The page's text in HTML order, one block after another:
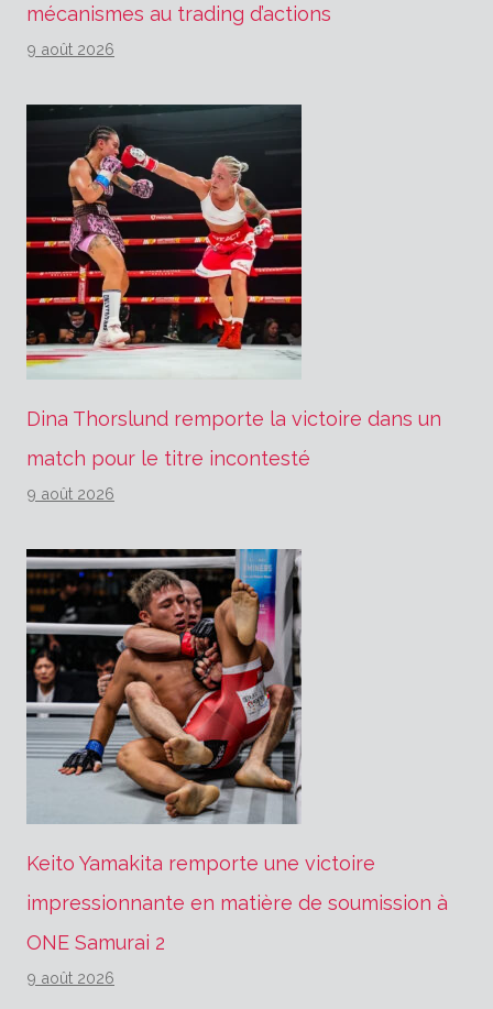
mécanismes au trading d’actions
9 août 2026
Dina Thorslund remporte la victoire dans un
match pour le titre incontesté
9 août 2026
Keito Yamakita remporte une victoire
impressionnante en matière de soumission à
ONE Samurai 2
9 août 2026